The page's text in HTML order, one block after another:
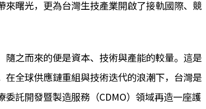
曙光，更為台灣生技產業開啟了接軌國際、競
之而來的便是資本、技術與產能的較量。這是
全球供應鏈重組與技術迭代的浪潮下，台灣是
託開發暨製造服務（CDMO）領域再造一座護